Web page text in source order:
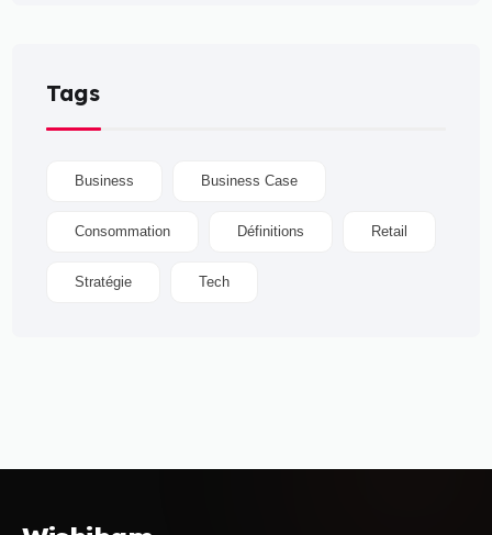
Tags
Business Business Case
Consommation Définitions Retail
Stratégie Tech